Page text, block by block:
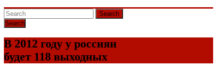
Search
В 2012 году у россиян
будет 118 выходных